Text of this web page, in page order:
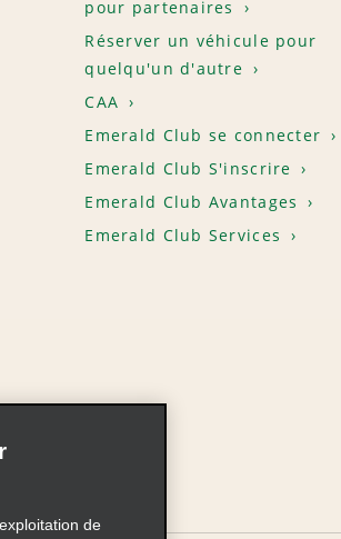
pour partenaires
Réserver un véhicule pour
quelqu'un d'autre
CAA
Emerald Club se connecter
Emerald Club S'inscrire
Emerald Club Avantages
Emerald Club Services
de